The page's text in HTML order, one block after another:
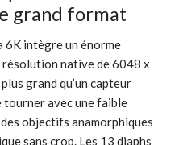
grand format
6K intègre un énorme
native de 6048 x
grand qu’un capteur
tourner avec une faible
objectifs anamorphiques
sans crop. Les 13 diaphs